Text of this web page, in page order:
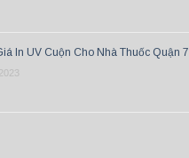
In UV Cuộn Cho Nhà Thuốc Quận 7